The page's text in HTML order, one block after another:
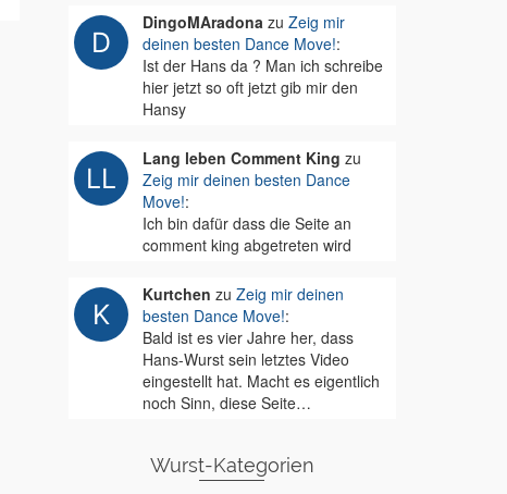
DingoMAradonazu Zeig mir
deinen besten Dance Move!:
Ist der Hans da ? Man ich schreibe
hier jetzt so oft jetzt gib mir den
Hansy
Lang leben Comment King zu
Zeig mir deinen besten Dance
Move!:
Ich bin dafür dass die Seite an
comment king abgetreten wird
Kurtchen zu Zeig mir deinen
besten Dance Move!:
Bald ist es vier Jahre her, dass
Hans-Wurst sein letztes Video
eingestellt hat. Macht es eigentlich
noch Sinn, diese Seite…
Wurst-Kategorien